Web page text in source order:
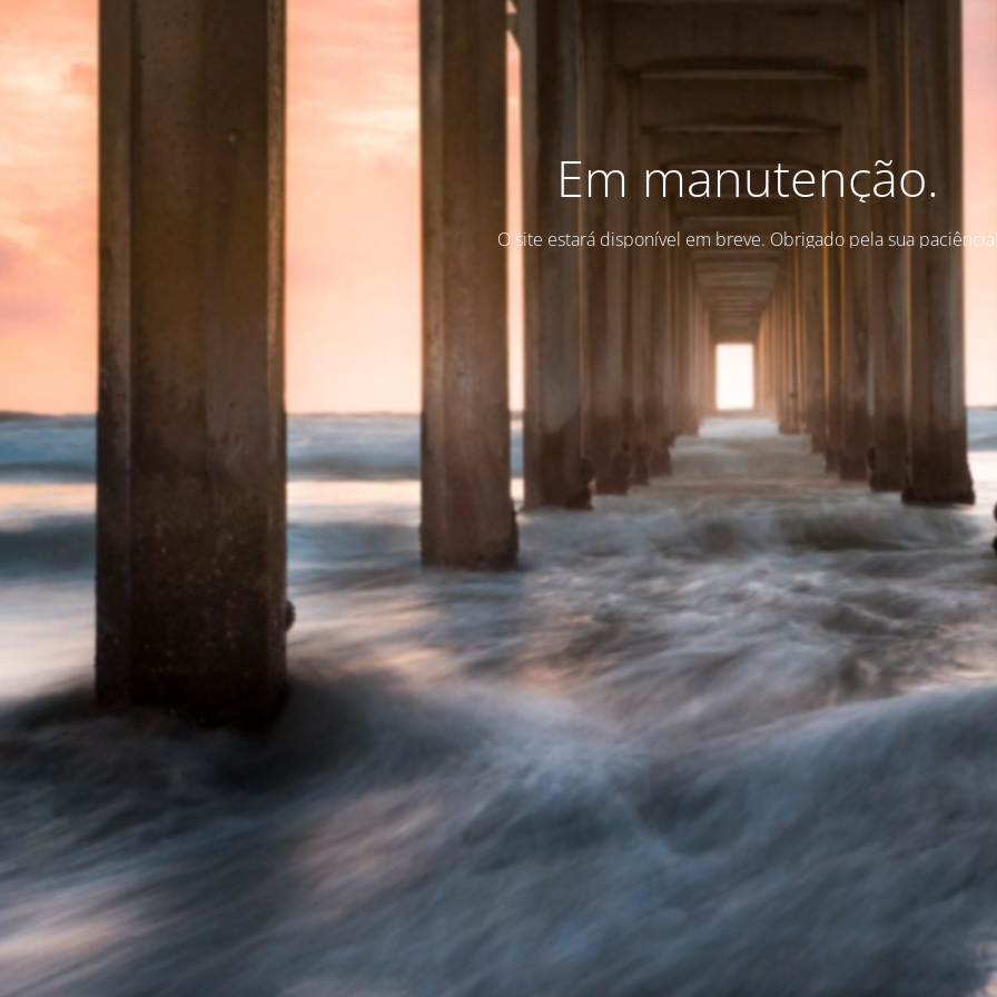
Em manutenção.
O site estará disponível em breve. Obrigado pela sua